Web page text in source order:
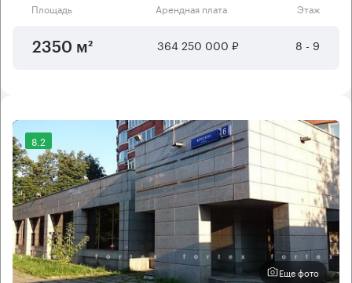
Площадь Арендная плата Этаж
2350 м² 364 250 000 ₽ 8 - 9
8.2
Еще фото